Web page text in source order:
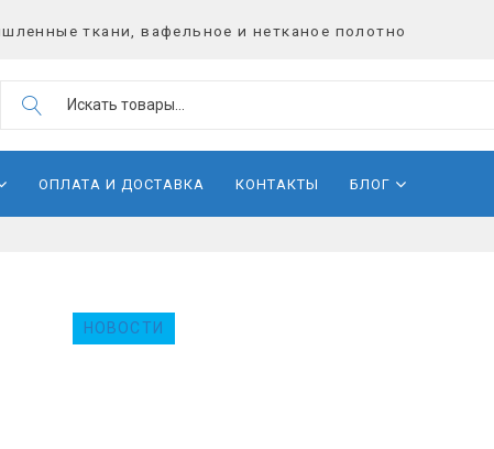
ткани, вафельное и нетканое полотно
a
r
c
ОПЛАТА И ДОСТАВКА КОНТАКТЫ БЛОГ
НОВОСТИ